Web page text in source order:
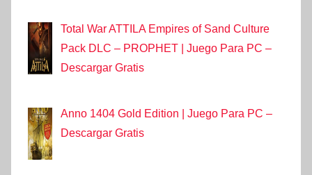
Total War ATTILA Empires of Sand Culture
Pack DLC – PROPHET | Juego Para PC –
Descargar Gratis
Anno 1404 Gold Edition | Juego Para PC –
Descargar Gratis